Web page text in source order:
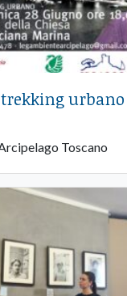
urbano
Toscano